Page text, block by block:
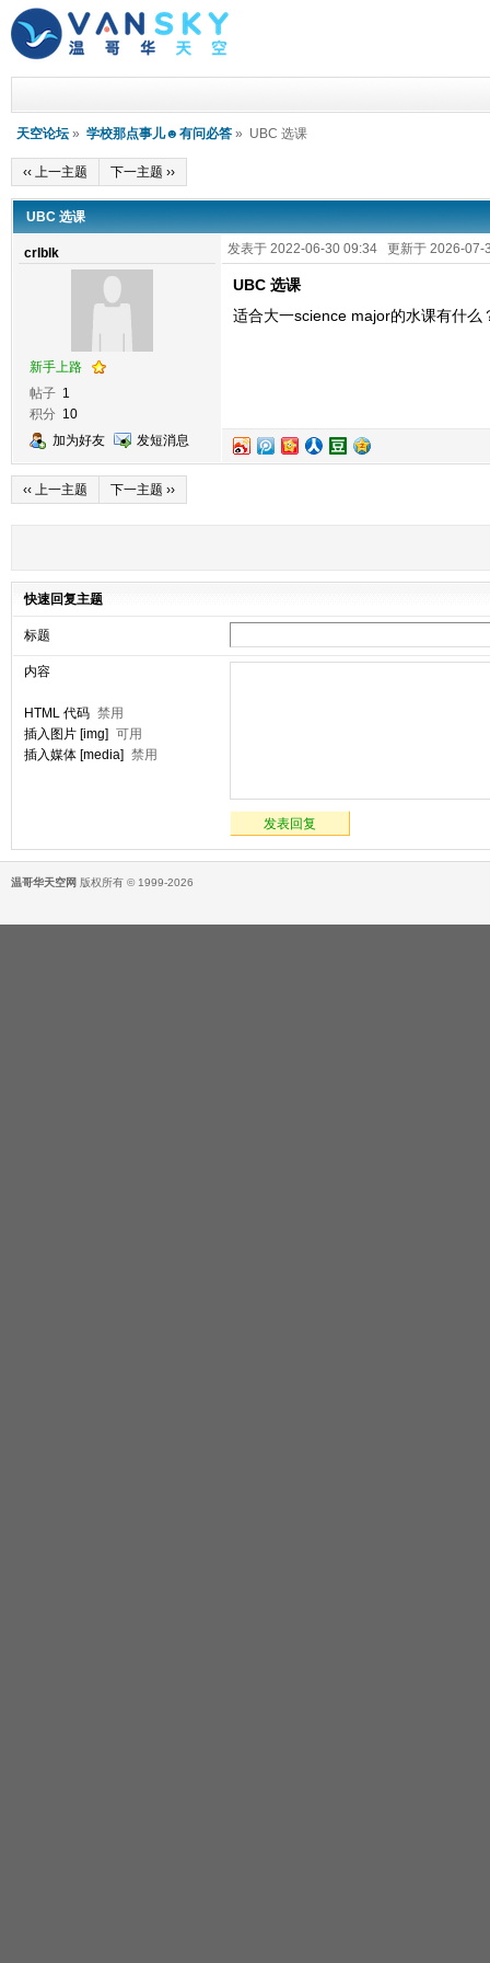
天空论坛 » 学校那点事儿☻有问必答 » UBC 选课
‹‹ 上一主题 下一主题 ››
UBC 选课
crlblk
新手上路
帖子 1
积分 10
加为好友
发短消息
发表于 2022-06-30 09:34 更新于 2026-
UBC 选课
适合大一science major的水课有什么
‹‹ 上一主题 下一主题 ››
快速回复主题
标题
内容
HTML 代码 禁用
插入图片 [img] 可用
插入媒体 [media] 禁用
发表回复
温哥华天空网 版权所有 © 1999-2026